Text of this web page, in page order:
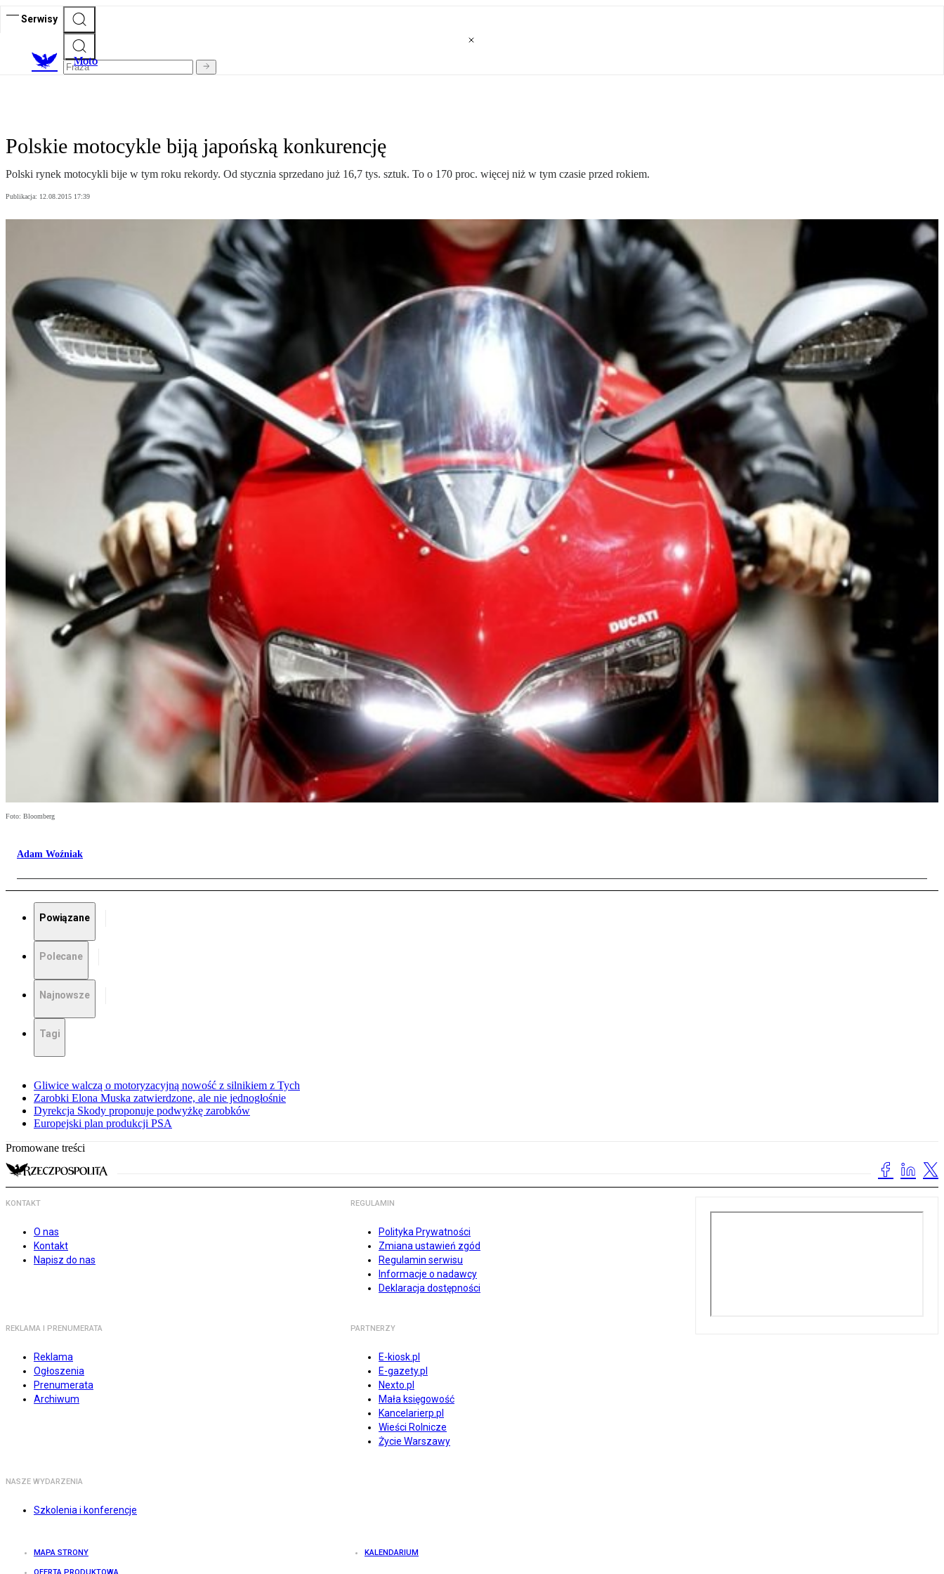
Serwisy
Moto
Polskie motocykle biją japońską konkurencję
Polski rynek motocykli bije w tym roku rekordy. Od stycznia sprzedano już 16,7 tys. sztuk. To o 170 proc. więcej niż w tym czasie przed rokiem.
Publikacja: 12.08.2015 17:39
Foto: Bloomberg
Adam Woźniak
Powiązane
Polecane
Najnowsze
Tagi
Gliwice walczą o motoryzacyjną nowość z silnikiem z Tych
Zarobki Elona Muska zatwierdzone, ale nie jednogłośnie
Dyrekcja Skody proponuje podwyżkę zarobków
Europejski plan produkcji PSA
Promowane treści
KONTAKT
O nas
Kontakt
Napisz do nas
REGULAMIN
Polityka Prywatności
Zmiana ustawień zgód
Regulamin serwisu
Informacje o nadawcy
Deklaracja dostępności
REKLAMA I PRENUMERATA
Reklama
Ogłoszenia
Prenumerata
Archiwum
PARTNERZY
E-kiosk.pl
E-gazety.pl
Nexto.pl
Mała księgowość
Kancelarierp.pl
Wieści Rolnicze
Życie Warszawy
NASZE WYDARZENIA
Szkolenia i konferencje
MAPA STRONY KALENDARIUM